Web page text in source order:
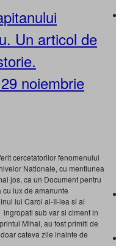
Un articol de
noiembrie
cercetatorilor fenomenului
Nationale, cu mentiunea
jos, ca un Document pentru
lux de amanunte
lui Carol al-II-lea si al
sub var si ciment in
Mihai, au fost primiti de
cateva zile inainte de